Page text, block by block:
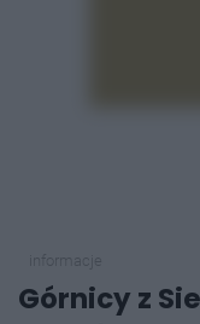
Górnicy z